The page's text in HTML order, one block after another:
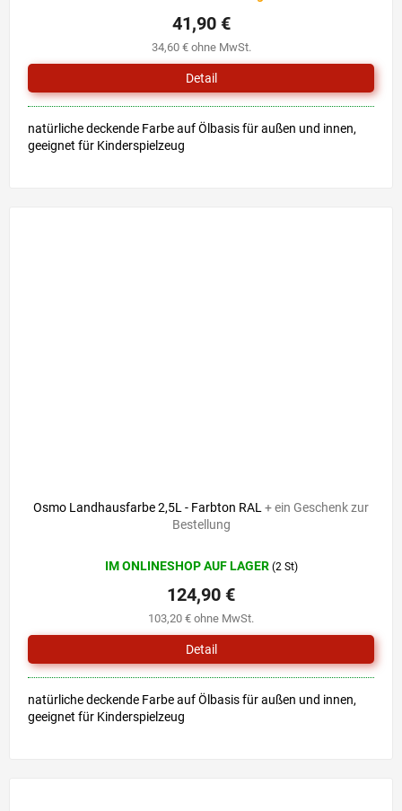
Produktbewertung
ist
5,0
von
5
Sternen.
34,60 € ohne MwSt.
41,90 €
Detail
natürliche deckende Farbe auf Ölbasis für außen und innen,
geeignet für Kinderspielzeug
Osmo Landhausfarbe 2,5L - Farbton RAL + ein Geschenk zur
Bestellung
IM ONLINESHOP AUF LAGER (2 St)
103,20 € ohne MwSt.
124,90 €
Detail
natürliche deckende Farbe auf Ölbasis für außen und innen,
geeignet für Kinderspielzeug